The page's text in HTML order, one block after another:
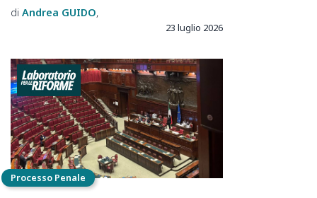
Andrea GUIDO
23 luglio 2026
Processo Penale